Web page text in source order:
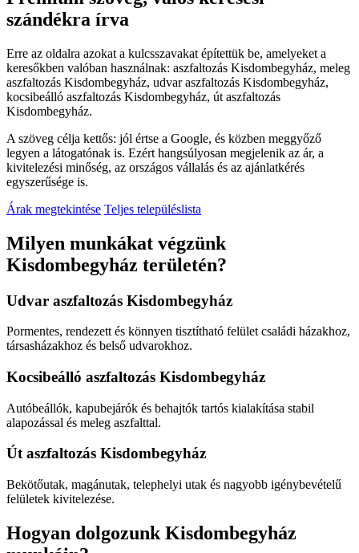
szándékra írva
Erre az oldalra azokat a kulcsszavakat építettük be, amelyeket a
keresőkben valóban használnak: aszfaltozás Kisdombegyház, meleg
aszfaltozás Kisdombegyház, udvar aszfaltozás Kisdombegyház,
kocsibeálló aszfaltozás Kisdombegyház, út aszfaltozás
Kisdombegyház.
A szöveg célja kettős: jól értse a Google, és közben meggyőző
legyen a látogatónak is. Ezért hangsúlyosan megjelenik az ár, a
kivitelezési minőség, az országos vállalás és az ajánlatkérés
egyszerűsége is.
Árak megtekintése Teljes településlista
Milyen munkákat végzünk
Kisdombegyház területén?
Udvar aszfaltozás Kisdombegyház
Pormentes, rendezett és könnyen tisztítható felület családi házakhoz,
társasházakhoz és belső udvarokhoz.
Kocsibeálló aszfaltozás Kisdombegyház
Autóbeállók, kapubejárók és behajtók tartós kialakítása stabil
alapozással és meleg aszfalttal.
Út aszfaltozás Kisdombegyház
Bekötőutak, magánutak, telephelyi utak és nagyobb igénybevételű
felületek kivitelezése.
Hogyan dolgozunk Kisdombegyház